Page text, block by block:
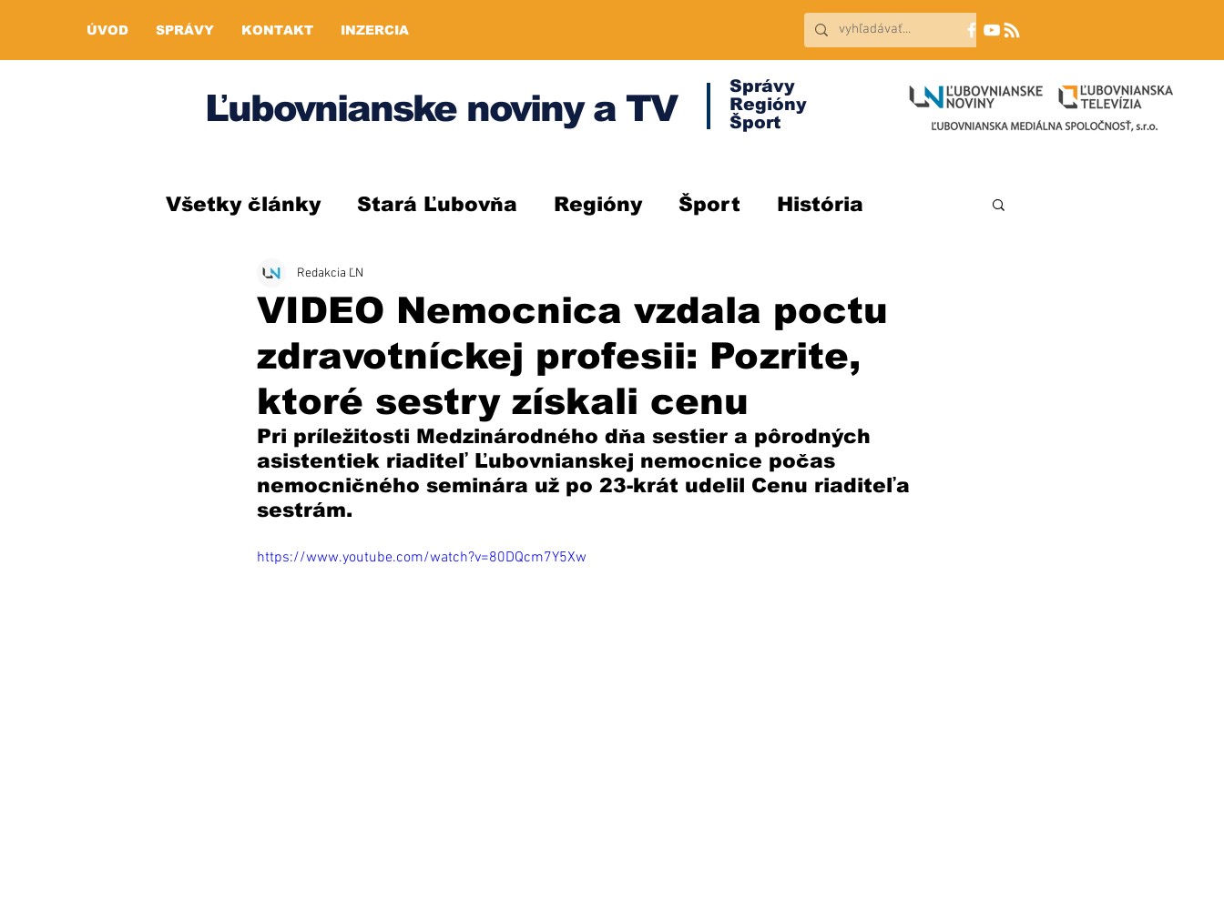
ÚVOD SPRÁVY KONTAKT INZERCIA
Ľubovnianske noviny a TV
Správy
Regióny
Šport
Všetky články Stará Ľubovňa Regióny Šport História
VIDEO Nemocnica vzdala poctu
zdravotníckej profesii: Pozrite,
ktoré sestry získali cenu
Redakcia ĽN
Pri príležitosti Medzinárodného dňa sestier a pôrodných
asistentiek riaditeľ Ľubovnianskej nemocnice počas
nemocničného seminára už po 23-krát udelil Cenu riaditeľa
sestrám.
https://www.youtube.com/watch?v=80DQcm7Y5Xw